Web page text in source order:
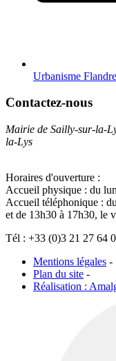
Urbanisme
Contactez-nous
Mairie de Sailly-sur-la-
la-Lys
Horaires d'ouverture :
Accueil physique : du
Accueil téléphonique :
et de 13h30 à 17h30, le
Tél : +33 (0)3 21 27 64
Mentions légales -
Plan du site -
Réalisation :